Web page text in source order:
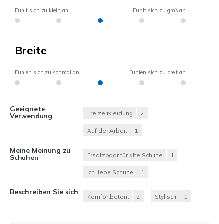
Fühlt sich zu klein an Fühlt sich zu groß an
Breite
Fühlen sich zu schmal an Fühlen sich zu breit an
Geeignete
Verwendung
Freizeitkleidung 2
Auf der Arbeit 1
Meine Meinung zu
Schuhen
Ersatzpaar für alte Schuhe 1
Ich liebe Schuhe 1
Beschreiben Sie sich
Komfortbetont 2 Stylisch 1